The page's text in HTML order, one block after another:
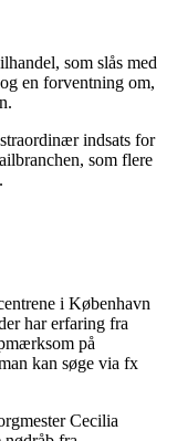
som slås med
en forventning om,
indsats for
som flere
i København
har erfaring fra
på
kan søge via fx
Cecilia